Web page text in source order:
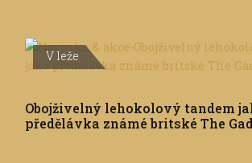
V leže
Obojživelný lehokolový tandem
předělávka známé britské The